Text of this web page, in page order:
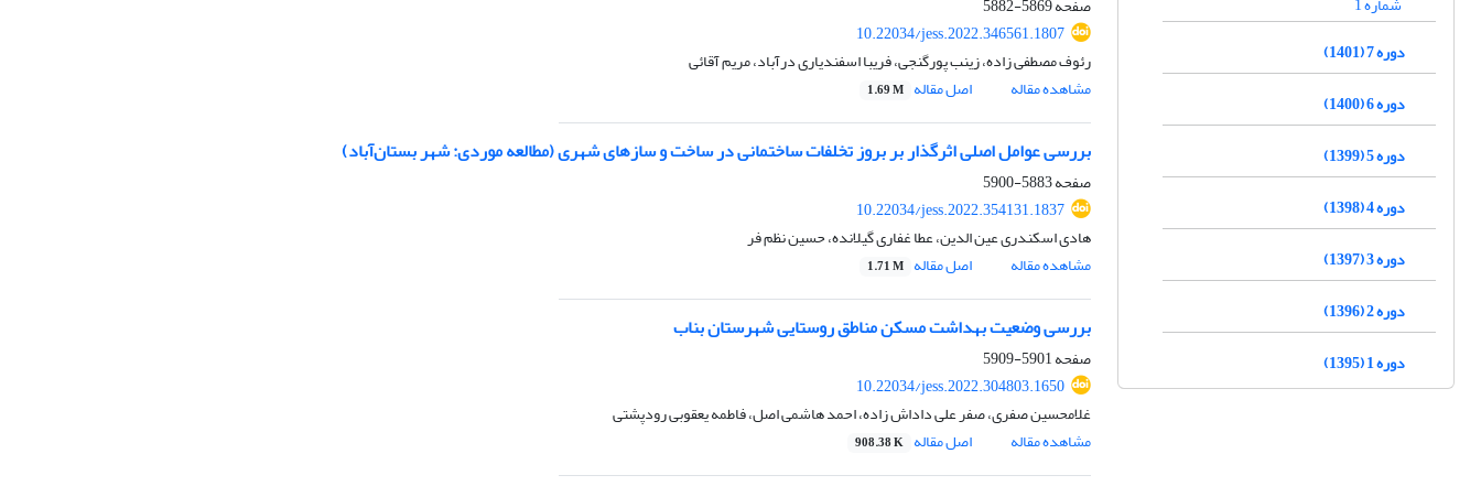
صفحه5869-5882
10.22034/jess.2022.346561.1807
رئوف مصطفی زاده، زینب پورگنجی، فریبا اسفندیاری درآباد، مریم آقائی
مشاهده مقاله
اصل مقاله 1.69 M
بررسی عوامل اصلی اثرگذار بر بروز تخلفات ساختمانی در ساخت و سازهای شهری (مطالعه موردی: شهر بستان‌آباد)
صفحه5883-5900
10.22034/jess.2022.354131.1837
هادی اسکندری عین الدین، عطا غفاری گیلانده، حسین نظم فر
مشاهده مقاله
اصل مقاله 1.71 M
بررسی وضعیت بهداشت مسکن مناطق روستایی شهرستان بناب
صفحه5901-5909
10.22034/jess.2022.304803.1650
غلامحسین صفری، صفر علی داداش زاده، احمد هاشمی اصل، فاطمه یعقوبی رودپشتی
مشاهده مقاله
اصل مقاله 908.38 K
دوره 7 (1401)
دوره 6 (1400)
دوره 5 (1399)
دوره 4 (1398)
دوره 3 (1397)
دوره 2 (1396)
دوره 1 (1395)